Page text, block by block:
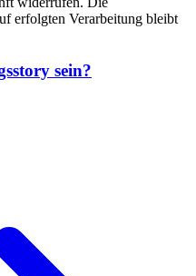
erfolgten Verarbeitung bleibt
sein?